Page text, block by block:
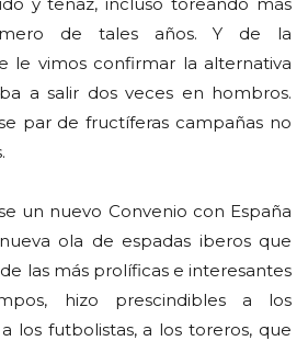
de tales años. Y de la
le vimos confirmar la alternativa
a salir dos veces en hombros.
par de fructíferas campañas no
un nuevo Convenio con España
ola de espadas iberos que
las más prolíficas e interesantes
hizo prescindibles a los
los futbolistas, a los toreros, que